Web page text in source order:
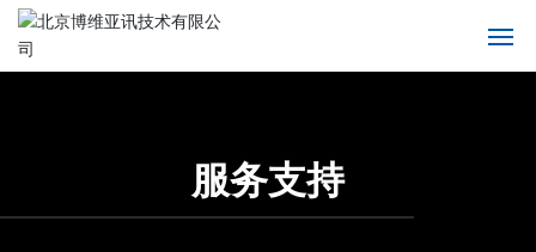
服务支持
服务支持
服务支持